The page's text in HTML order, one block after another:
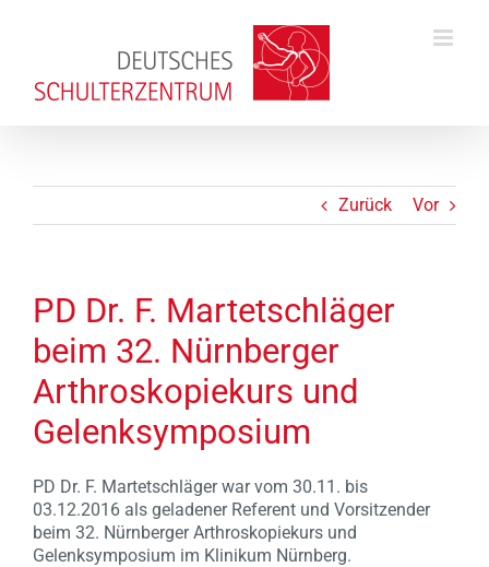
Zurück Vor
PD Dr. F. Martetschläger
beim 32. Nürnberger
Arthroskopiekurs und
Gelenksymposium
PD Dr. F. Martetschläger war vom 30.11. bis
03.12.2016 als geladener Referent und Vorsitzender
beim 32. Nürnberger Arthroskopiekurs und
Gelenksymposium im Klinikum Nürnberg.